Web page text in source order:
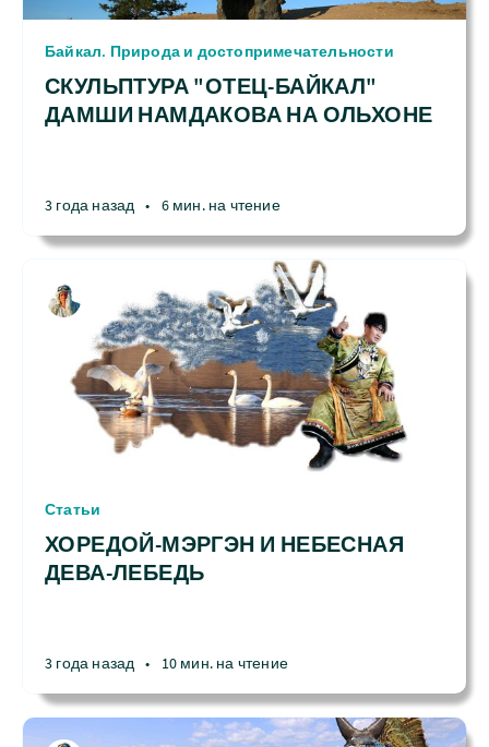
Байкал. Природа и достопримечательности
СКУЛЬПТУРА "ОТЕЦ-БАЙКАЛ"
ДАМШИ НАМДАКОВА НА ОЛЬХОНЕ
3 года назад • 6 мин. на чтение
Статьи
ХОРЕДОЙ-МЭРГЭН И НЕБЕСНАЯ
ДЕВА-ЛЕБЕДЬ
3 года назад • 10 мин. на чтение